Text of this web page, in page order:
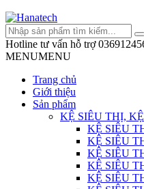
Hotline tư vấn hỗ trợ
MENUMENU
Trang chủ
Giới thiệu
Sản phẩm
KỆ SIÊU THỊ,
KỆ SIÊU
KỆ SIÊU
KỆ SIÊU
KỆ SIÊU
KỆ SIÊU